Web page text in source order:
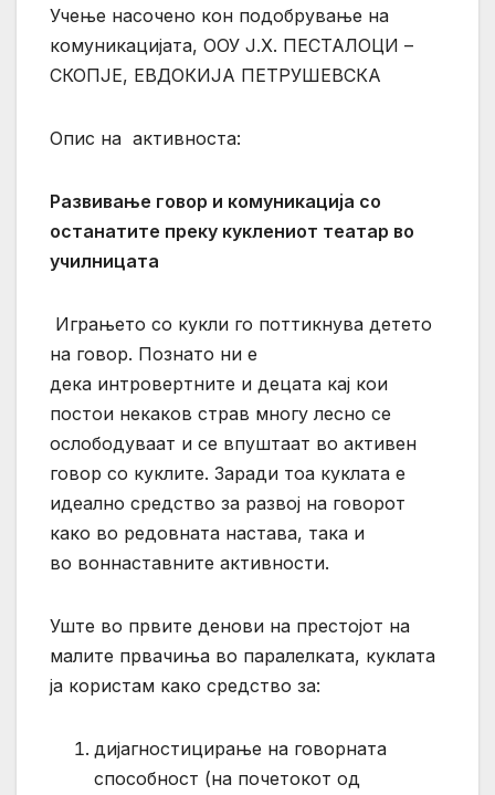
Учење насочено кон подобрување на
комуникацијата, ООУ Ј.Х. ПЕСТАЛОЦИ –
СКОПЈЕ, ЕВДОКИЈА ПЕТРУШЕВСКА
Опис на активноста:
Развивање говор и комуникација со
останатите преку куклениот театар во
училницата
Играњето со кукли го поттикнува детето
на говор. Познато ни е
дека интровертните и децата кај кои
постои некаков страв многу лесно се
ослободуваат и се впуштаат во активен
говор со куклите. Заради тоа куклата е
идеално средство за развој на говорот
како во редовната настава, така и
во воннаставните активности.
Уште во првите денови на престојот на
малите првачиња во паралелката, куклата
ја користам како средство за:
дијагностицирање на говорната
способност (на почетокот од